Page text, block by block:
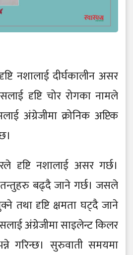
नशालाई दीर्घकालीन असर
दृष्टि चोर रोगका नामले
अंग्रेजीमा क्रोनिक अप्टिक
दृष्टि नशालाई असर गर्छ।
बढ्दै जाने गर्छ। जसले
तथा दृष्टि क्षमता घट्दै जाने
अंग्रेजीमा साइलेन्ट किलर
गरिन्छ। सुरुवाती समयमा